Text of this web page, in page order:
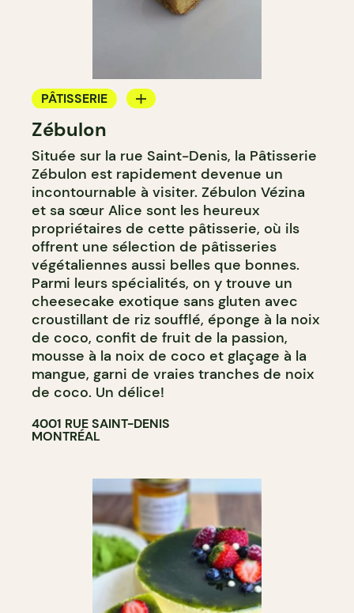
PÂTISSERIE
BOULANGERIE
Zébulon
Située sur la rue Saint-Denis, la Pâtisserie
Zébulon est rapidement devenue un
incontournable à visiter. Zébulon Vézina
et sa sœur Alice sont les heureux
propriétaires de cette pâtisserie, où ils
offrent une sélection de pâtisseries
végétaliennes aussi belles que bonnes.
Parmi leurs spécialités, on y trouve un
cheesecake exotique sans gluten avec
croustillant de riz soufflé, éponge à la noix
de coco, confit de fruit de la passion,
mousse à la noix de coco et glaçage à la
mangue, garni de vraies tranches de noix
de coco. Un délice!
4001 RUE SAINT-DENIS
MONTRÉAL